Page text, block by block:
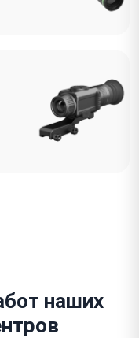
наших